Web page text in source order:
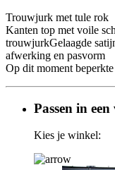
Trouwjurk met tule rok
Kanten top met voile
trouwjurkGelaagde
afwerking en pasvorm
Op dit moment
Passen in
Kies je winkel: